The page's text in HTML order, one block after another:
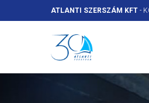
ATLANTI SZERSZÁM KFT -